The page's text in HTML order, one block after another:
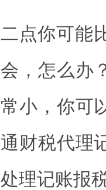
二点你可能
会，怎么办
常小，你可
通财税代理
处理记账报